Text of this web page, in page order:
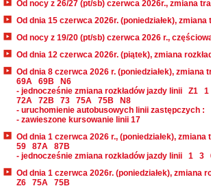
Od nocy z 26/27 (pt/sb) czerwca 2026r., zmiana
Od dnia 15 czerwca 2026r. (poniedziałek),
Od nocy z 19/20 (pt/sb) czerwca 2026 r.,
Od dnia 12 czerwca 2026r. (piątek), zmiana
Od dnia 8 czerwca 2026 r. (poniedziałek), zmiana
69A
69B
N6
- jednocześnie zmiana rozkładów jazdy linii
Z1 1
72A
72B 73 75A 75B
N8
- uruchomienie autobusowych linii zastępczych :
- zawieszone kursowanie linii 17
Od dnia 1 czerwca 2026 r., (poniedziałek), zmiana
59
87A
87B
- jednocześnie zmiana rozkładów jazdy linii
1 3
Od dnia 1 czerwca 2026r. (poniedziałek), zmiana
Z6
75A 75B